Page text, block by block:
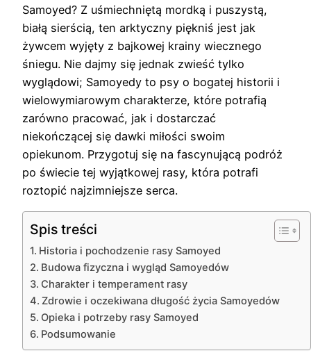
Samoyed? Z uśmiechniętą mordką i puszystą,
białą sierścią, ten arktyczny piękniś jest jak
żywcem wyjęty z bajkowej krainy wiecznego
śniegu. Nie dajmy się jednak zwieść tylko
wyglądowi; Samoyedy to psy o bogatej historii i
wielowymiarowym charakterze, które potrafią
zarówno pracować, jak i dostarczać
niekończącej się dawki miłości swoim
opiekunom. Przygotuj się na fascynującą podróż
po świecie tej wyjątkowej rasy, która potrafi
roztopić najzimniejsze serca.
Spis treści
Historia i pochodzenie rasy Samoyed
Budowa fizyczna i wygląd Samoyedów
Charakter i temperament rasy
Zdrowie i oczekiwana długość życia Samoyedów
Opieka i potrzeby rasy Samoyed
Podsumowanie